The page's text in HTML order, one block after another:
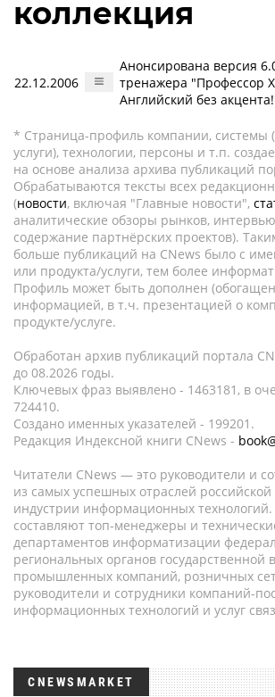
коллекция
22.12.2006
Анонсирована версия
тренажера "Профессор
Английский без
* Страница-профиль компании, системы
услуги), технологии, персоны и т.п.
на основе анализа архива публикаций
Обрабатываются тексты всех
(новости, включая "Главные новости",
аналитические обзоры рынков,
содержание партнёрских проектов).
больше публикаций на CNews было с
или продукта/услуги, тем более
Профиль может быть дополнен
информацией, в т.ч. презентацией о
продукте/услуге.
Обработан архив публикаций портала
до 08.2026 годы.
Ключевых фраз выявлено - 1463181, в
724410.
Создано именных указателей - 199201.
Редакция Индексной книги CNews -
Читатели CNews — это руководители и
из самых успешных отраслей российской
индустрии информационных
составляют топ-менеджеры и
департаментов информатизации
региональных органов государственной
промышленных компаний, розничных
руководители и сотрудники компаний-
информационных технологий и услуг
CNEWSMARKET